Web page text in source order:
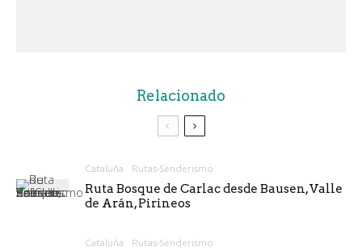
Relacionado
Cataluña Rutas-Senderismo
Ruta Bosque de Carlac desde Bausen, Valle
de Arán, Pirineos
Cataluña Rutas-Senderismo